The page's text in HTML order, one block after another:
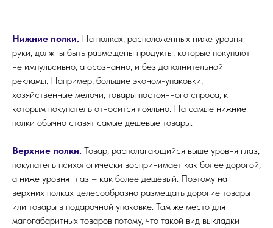
Нижние полки. На полках, расположенных ниже уровня
руки, должны быть размещены продукты, которые покупают
не импульсивно, а осознанно, и без дополнительной
рекламы. Например, большие эконом-упаковки,
хозяйственные мелочи, товары постоянного спроса, к
которым покупатель относится лояльно. На самые нижние
полки обычно ставят самые дешевые товары.
Верхние полки. Товар, располагающийся выше уровня глаз,
покупатель психологически воспринимает как более дорогой,
а ниже уровня глаз – как более дешевый. Поэтому на
верхних полках целесообразно размещать дорогие товары
или товары в подарочной упаковке. Там же место для
малогабаритных товаров потому, что такой вид выкладки